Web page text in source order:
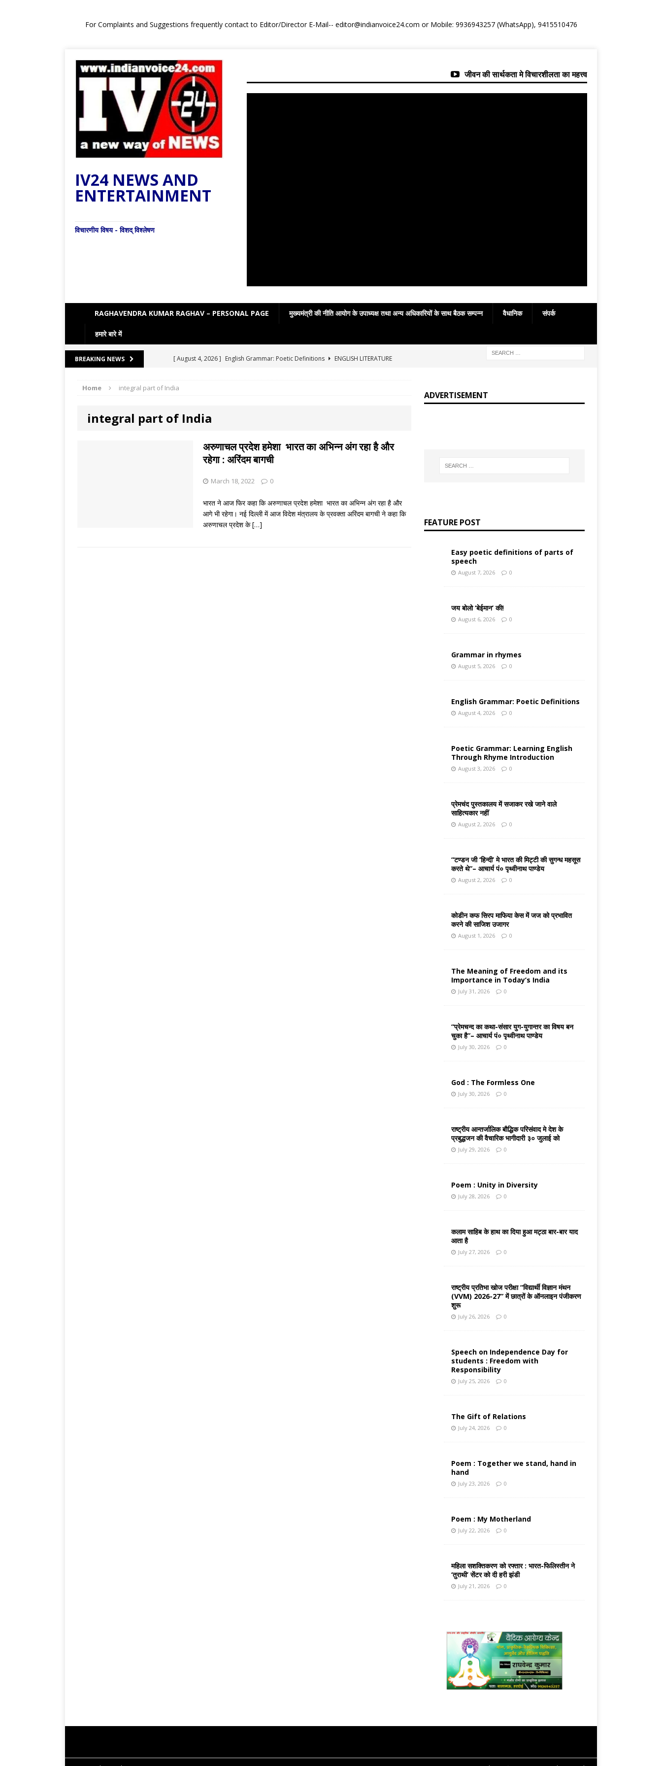
For Complaints and Suggestions frequently contact to Editor/Director E-Mail-- editor@indianvoice24.com or Mobile: 9936943257 (WhatsApp), 9415510476
IV24 NEWS AND
ENTERTAINMENT
विचारणीय विषय - विशद् विश्लेषण
जीवन की सार्थकता मे विचारशीलता का महत्त्व
RAGHAVENDRA KUMAR RAGHAV – PERSONAL PAGE मुख्यमंत्री की नीति आयोग के उपाध्यक्ष तथा अन्य अधिकारियों के साथ बैठक सम्पन्न वैधानिक संपर्क
हमारे बारे में
BREAKING NEWS [ August 4, 2026 ] English Grammar: Poetic Definitions
ENGLISH LITERATURE
LITERATURE
[ August 6, 2026 ] जय बोलो ‘बेईमान’ की!
आपकी बात : THINKING MATTER
[ August 5, 2026 ]
Grammar in rhymes
Home integral part of India
integral part of India
अरुणाचल प्रदेश हमेशा भारत का अभिन्‍न अंग रहा है और
रहेगा : अरिंदम बागची
March 18, 2022 0
भारत ने आज फिर कहा कि अरुणाचल प्रदेश हमेशा भारत का अभिन्‍न अंग रहा है और
आगे भी रहेगा। नई दिल्ली में आज विदेश मंत्रालय के प्रवक्ता अरिंदम बागची ने कहा कि
अरुणाचल प्रदेश के[…]
ADVERTISEMENT
FEATURE POST
Easy poetic definitions of parts of
speech
August 7, 2026 0
जय बोलो ‘बेईमान’ की!
August 6, 2026 0
Grammar in rhymes
August 5, 2026 0
English Grammar: Poetic Definitions
August 4, 2026 0
Poetic Grammar: Learning English
Through Rhyme Introduction
August 3, 2026 0
प्रेमचंद पुस्तकालय में सजाकर रखे जाने वाले
साहित्यकार नहीं
August 2, 2026 0
“टण्डन जी ‘हिन्दी’ मे भारत की मिट्टी की सुगन्ध महसूस
करते थे”– आचार्य पं० पृथ्वीनाथ पाण्डेय
August 2, 2026 0
कोडीन कफ सिरप माफिया केस में जज को प्रभावित
करने की साजिश उजागर
August 1, 2026 0
The Meaning of Freedom and its
Importance in Today’s India
July 31, 2026 0
“प्रेमचन्द का कथा-संसार युग-युगान्तर का विषय बन
चुका है”– आचार्य पं० पृथ्वीनाथ पाण्डेय
July 30, 2026 0
God : The Formless One
July 30, 2026 0
राष्ट्रीय आन्तर्जालिक बौद्धिक परिसंवाद मे देश के
प्रबुद्धजन की वैचारिक भागीदारी ३० जुलाई को
July 29, 2026 0
Poem : Unity in Diversity
July 28, 2026 0
कलाम साहिब के हाथ का दिया हुआ मट्ठा बार-बार याद
आता है
July 27, 2026 0
राष्ट्रीय प्रतिभा खोज परीक्षा “विद्यार्थी विज्ञान मंथन
(VVM) 2026-27” में छात्रों के ऑनलाइन पंजीकरण
शुरू
July 26, 2026 0
Speech on Independence Day for
students : Freedom with
Responsibility
July 25, 2026 0
The Gift of Relations
July 24, 2026 0
Poem : Together we stand, hand in
hand
July 23, 2026 0
Poem : My Motherland
July 22, 2026 0
महिला सशक्तिकरण को रफ्तार : भारत-फिलिस्तीन ने
‘तुराथी’ सेंटर को दी हरी झंडी
July 21, 2026 0